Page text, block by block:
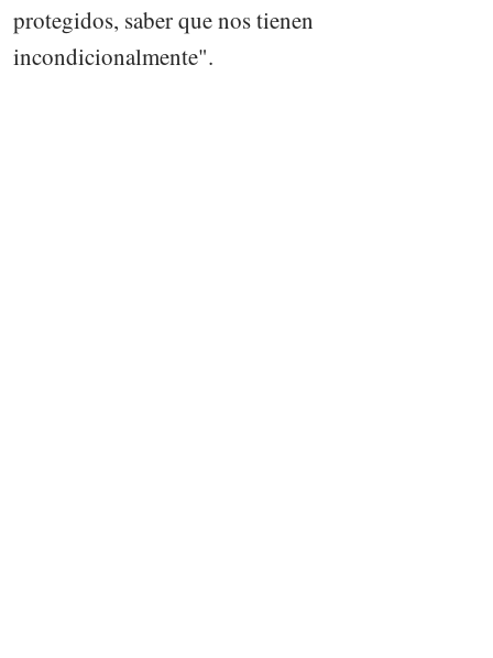
protegidos, saber que nos tienen
incondicionalmente".